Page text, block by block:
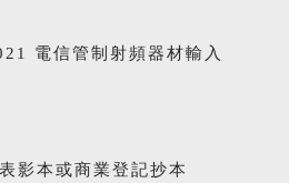
電信管制射頻器材輸入
影本或商業登記抄本